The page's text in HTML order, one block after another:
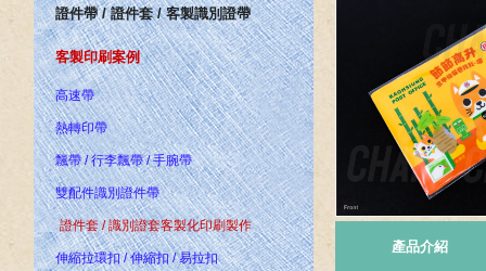
證件帶 / 證件套 / 客製識別證帶
客製印刷案例
高速帶
熱轉印帶
飄帶 / 行李飄帶 / 手腕帶
雙配件識別證件帶
證件套 / 識別證套客製化印刷製作
伸縮拉環扣 / 伸縮扣 / 易拉扣
產品介紹